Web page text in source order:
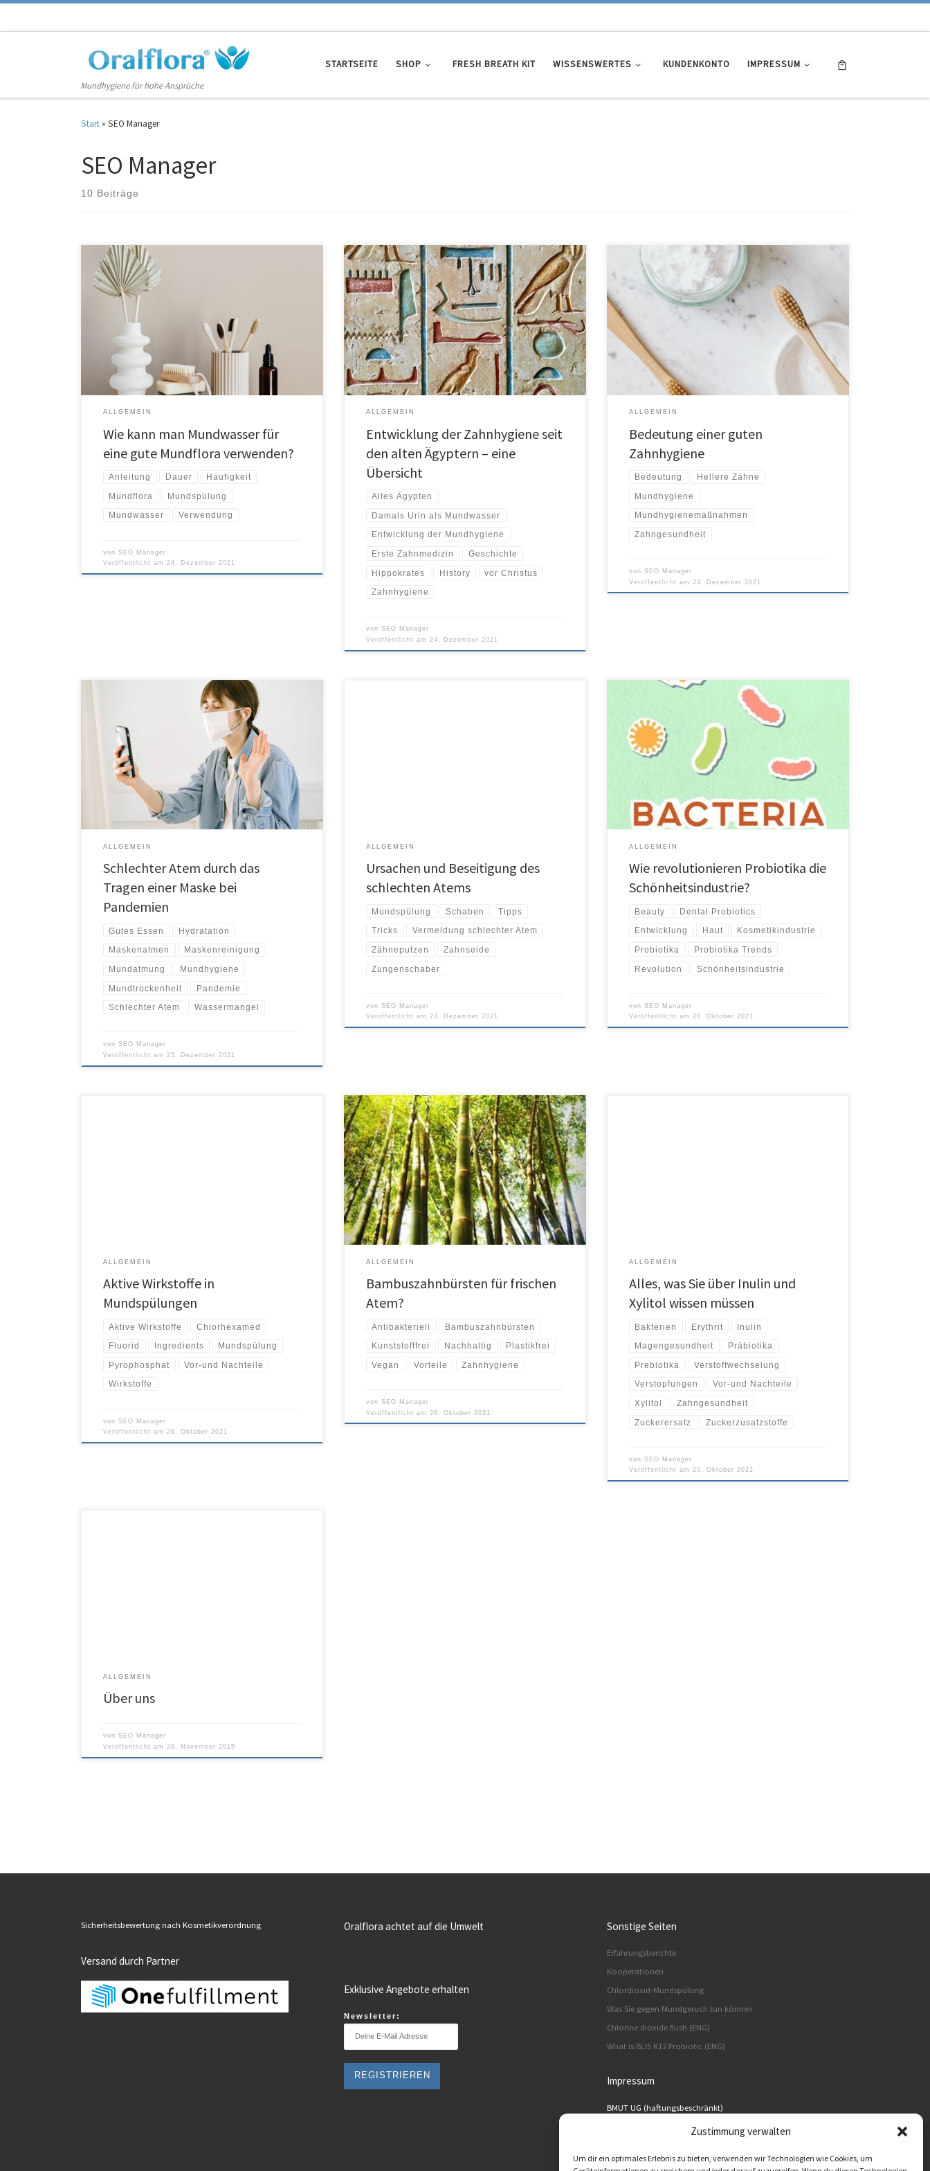
Zustimmung verwalten
Um dir ein optimales Erlebnis zu bieten, verwenden wir Technologien wie Cookies, um
Mundhygiene für hohe Ansprüche
STARTSEITE SHOP FRESH BREATH KIT WISSENSWERTES KUNDENKONTO IMPRESSUM
Start » SEO Manager
SEO Manager
10 Beiträge
Mundwasser wird auch als Mundspülung bezeichnet. Diese
Flüssigkeit wird zur Reinigung von Mund, Zahnfleisch und
Zähnen verwendet. Im Gegensatz zu Zahnseide und
Bürsten zielt Mundwasser auf das gesamte innere System
des Mundes ab. Allgemeine Mundwasserflüssigkeiten
enthalten Antiseptika, die auf die Bakterien und Keime in
Ihrem Mund abzielen. Es gibt mehrere […]
ALLGEMEIN
Wie kann man Mundwasser für
eine gute Mundflora verwenden?
Anleitung Dauer Häufigkeit
Mundflora Mundspülung
Mundwasser Verwendung
vonSEO Manager
Veröffentlicht am24. Dezember 2021
Bei der Zahnhygiene oder Mundhygiene wird der Mund mit
bestimmten Produkten wie Zahnseide, Zahnbürsten und
Mundwässern gereinigt. Das Konzept der Zahnhygiene
scheint einfach, aber die Geschichte ist etwas kompliziert.
Der Prozess änderte sich mit der Zeit, aber in der
Geschichte der Zahnhygiene gab es unterschiedliche
Höhen und Tiefen. Es ist […]
ALLGEMEIN
Entwicklung der Zahnhygiene seit
den alten Ägyptern – eine
Übersicht
Altes Ägypten
Damals Urin als Mundwasser
Entwicklung der Mundhygiene
Erste Zahnmedizin Geschichte
Hippokrates History vor Christus
Zahnhygiene
vonSEO Manager
Veröffentlicht am24. Dezember 2021
Alles, was Sie tun müssen, ist es Ihre Zähne zweimal täglich
zu putzen. Reicht das für eine gute Zahnhygiene aus? Nun,
viele Menschen putzen ihre Zähne nicht einmal täglich, so
dass Sie vielleicht denken, dass tägliches Zähneputzen
mehr als genug für eine gute Mundhygiene ist. Die Realität
ist, dass Mundhygiene […]
ALLGEMEIN
Bedeutung einer guten
Zahnhygiene
Bedeutung Hellere Zähne
Mundhygiene
Mundhygienemaßnahmen
Zahngesundheit
vonSEO Manager
Veröffentlicht am 24. Dezember 2021
Fast jeder trägt heutzutage eine Maske und einige
Menschen stellen fest, dass sie bei der Pandemie
Mundgeruch haben. Mundgeruch hat keine körperlichen
oder offensichtlichen Symptome, aber die Menschen in
Ihrer Umgebung werden es vielleicht merken. Mundgeruch
aufgrund der Maske wird auch als Maskenatem bezeichnet.
Würden Sie sagen, dass Sie gewöhnlich […]
ALLGEMEIN
Schlechter Atem durch das
Tragen einer Maske bei
Pandemien
Gutes Essen Hydratation
Maskenatmen Maskenreinigung
Mundatmung Mundhygiene
Mundtrockenheit Pandemie
Schlechter Atem Wassermangel
vonSEO Manager
Veröffentlicht am 23. Dezember 2021
ALLGEMEIN
Ursachen und Beseitigung des
schlechten Atems
Mundspülung Schaben Tipps
Tricks Vermeidung schlechter Atem
Zähneputzen Zahnseide
Zungenschaber
vonSEO Manager
Veröffentlicht am23. Dezember 2021
In letzter Zeit sind die Vorteile von Probiotika zum
heißesten Trendthema in der Schönheitsindustrie
geworden. Kosmetikunternehmen vermarkten und
bewerben ihre Produkte mit dem Etikett Probiotika, und
die Kunden sind bereit, die erstaunlichen Vorteile dieser
innovativen Konzepte zu erleben. Wenn es in der
warum freuen sich […]
ALLGEMEIN
Wie revolutionieren Probiotika die
Schönheitsindustrie?
Beauty Dental Probiotics
Entwicklung Haut Kosmetikindustrie
Probiotika Probiotika Trends
Revolution Schönheitsindustrie
vonSEO Manager
Veröffentlicht am26. Oktober 2021
ALLGEMEIN
Aktive Wirkstoffe in
Mundspülungen
Aktive Wirkstoffe Chlorhexamed
Fluorid Ingredients Mundspülung
Pyrophosphat Vor-und Nachteile
Wirkstoffe
vonSEO Manager
Veröffentlicht am26. Oktober 2021
Ihre Zahngesundheit ist wichtig, aber haben Sie jemals
daran gedacht Ihre Umwelt zu schonen? Sind Sie bereit
umweltbewusster zu sein indem Sie auf die Verwendung
von Kunststoffprodukten verzichten und sich nachhaltigen
Produkten zuwenden? Sie müssen nur den Einsatz von
Kunststoff reduzieren und sich natürlichen und sichereren
Alternativen zuwenden. Bambuszahnbürsten sind […]
ALLGEMEIN
Bambuszahnbürsten für frischen
Atem?
Antibakteriell Bambuszahnbürsten
Kunststofffrei Nachhaltig Plastikfrei
Vegan Vorteile Zahnhygiene
vonSEO Manager
Veröffentlicht am 26. Oktober 2021
ALLGEMEIN
Alles, was Sie über Inulin und
Xylitol wissen müssen
Bakterien Erythrit Inulin
Magengesundheit Präbiotika
Prebiotika Verstoffwechselung
Verstopfungen Vor-und Nachteile
Xylitol Zahngesundheit
Zuckerersatz Zuckerzusatzstoffe
vonSEO Manager
Veröffentlicht am20. Oktober 2021
ALLGEMEIN
Über uns
vonSEO Manager
Veröffentlicht am 28. November 2015
Sicherheitsbewertung nach Kosmetikverordnung
Versand durch Partner
Oralflora achtet auf die Umwelt
Exklusive Angebote erhalten
Newsletter:
Sonstige Seiten
Erfahrungsberichte
Kooperationen
Chlordioxid-Mundspülung
Was Sie gegen Mundgeruch tun können
Chlorine dioxide flush (ENG)
What is BLIS K12 Probiotic (ENG)
Impressum
BMUT UG (haftungsbeschränkt)
Oralflora® Deutschland